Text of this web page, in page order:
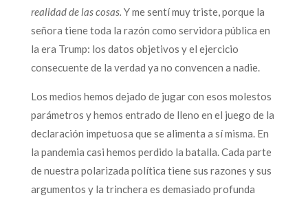
realidad de las cosas. Y me sentí muy triste, porque la
señora tiene toda la razón como servidora pública en
la era Trump: los datos objetivos y el ejercicio
consecuente de la verdad ya no convencen a nadie.
Los medios hemos dejado de jugar con esos molestos
parámetros y hemos entrado de lleno en el juego de la
declaración impetuosa que se alimenta a sí misma. En
la pandemia casi hemos perdido la batalla. Cada parte
de nuestra polarizada política tiene sus razones y sus
argumentos y la trinchera es demasiado profunda